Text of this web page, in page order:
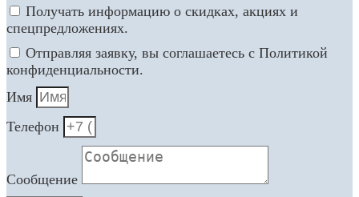
Получать информацию о скидках, акциях и
спецпредложениях.
Отправляя заявку, вы соглашаетесь с Политикой
конфиденциальности.
Имя
Телефон
Сообщение